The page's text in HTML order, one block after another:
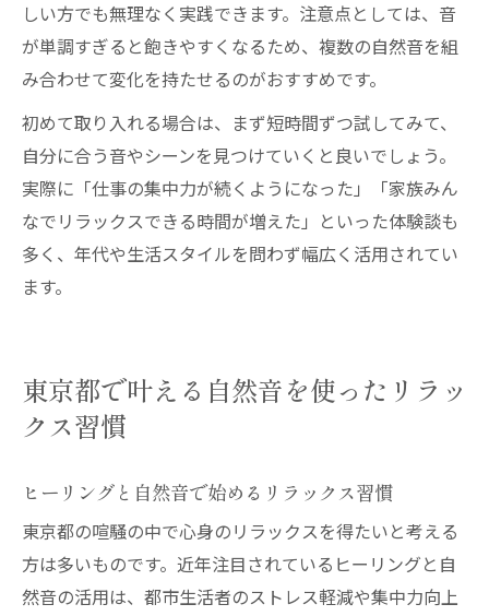
しい方でも無理なく実践できます。注意点としては、音
が単調すぎると飽きやすくなるため、複数の自然音を組
み合わせて変化を持たせるのがおすすめです。
初めて取り入れる場合は、まず短時間ずつ試してみて、
自分に合う音やシーンを見つけていくと良いでしょう。
実際に「仕事の集中力が続くようになった」「家族みん
なでリラックスできる時間が増えた」といった体験談も
多く、年代や生活スタイルを問わず幅広く活用されてい
ます。
東京都で叶える自然音を使ったリラッ
クス習慣
ヒーリングと自然音で始めるリラックス習慣
東京都の喧騒の中で心身のリラックスを得たいと考える
方は多いものです。近年注目されているヒーリングと自
然音の活用は、都市生活者のストレス軽減や集中力向上